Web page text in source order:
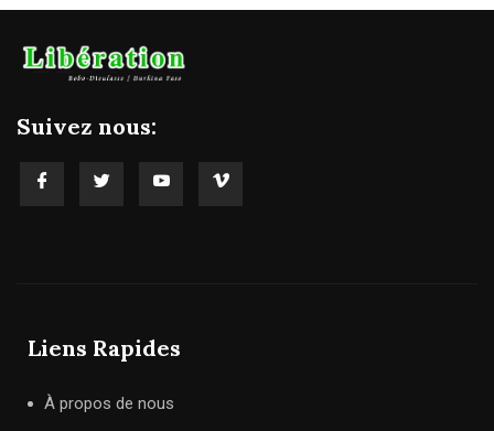
Suivez nous:
Liens Rapides
À propos de nous